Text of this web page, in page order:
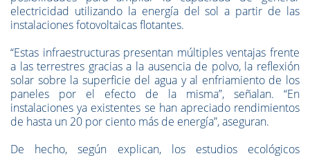
electricidad utilizando la energía del sol a partir de las
instalaciones fotovoltaicas flotantes.
“Estas infraestructuras presentan múltiples ventajas frente
a las terrestres gracias a la ausencia de polvo, la reflexión
solar sobre la superficie del agua y al enfriamiento de los
paneles por el efecto de la misma”, señalan. “En
instalaciones ya existentes se han apreciado rendimientos
de hasta un 20 por ciento más de energía”, aseguran.
De hecho, según explican, los estudios ecológicos